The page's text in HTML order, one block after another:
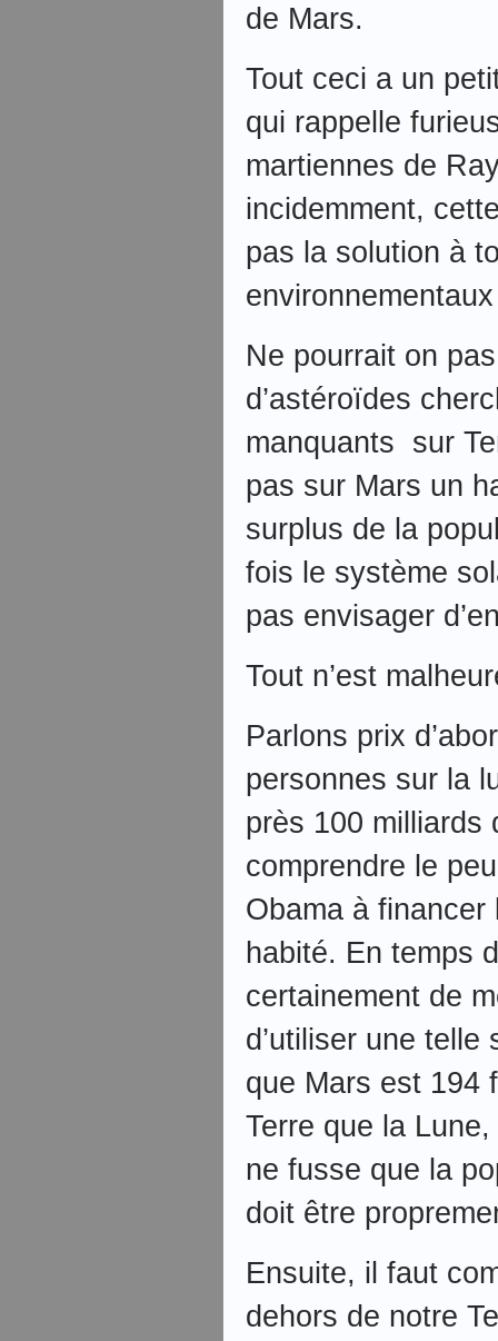
de Mars.
Tout ceci a un
qui rappelle
martiennes de
incidemment,
pas la solution à
Ne pourrait on
d’astéroïdes
manquants sur
pas sur Mars un
surplus de la
fois le système
pas envisager
Tout n’est
Parlons prix
personnes sur la
près 100 milliards
comprendre le
Obama à financer
habité. En temps
certainement de
d’utiliser une telle
que Mars est 194
Terre que la
ne fusse que la
doit être
Ensuite, il faut
dehors de notre